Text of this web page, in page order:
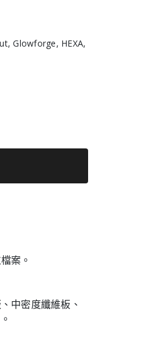
Glowforge, HEXA,
案。
中密度纖維板、